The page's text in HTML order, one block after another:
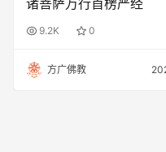
诸菩萨万行首楞严经
9.2K 0
方广佛教